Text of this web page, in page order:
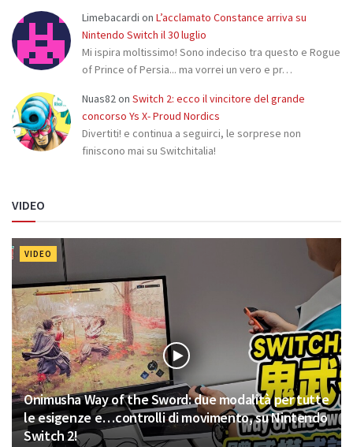
Limebacardi on L’acclamato Constance arriva su
Nintendo Switch il 30 luglio
Mi ispira moltissimo! Sono indeciso tra questo e Rogue
of Prince of Persia... ma vorrei un vero e pr…
Nuas82on Switch 2: ecco il vincitore del grande
concorso Ys X- Proud Nordics
Divertiti! e continua a seguirci, le sorprese non
finiscono mai su Switchitalia!
VIDEO
VIDEO
Onimusha Way of the Sword: due modalità per tutte
le esigenze e…controlli di movimento, su Nintendo
Switch 2!